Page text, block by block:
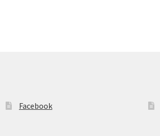
Facebook